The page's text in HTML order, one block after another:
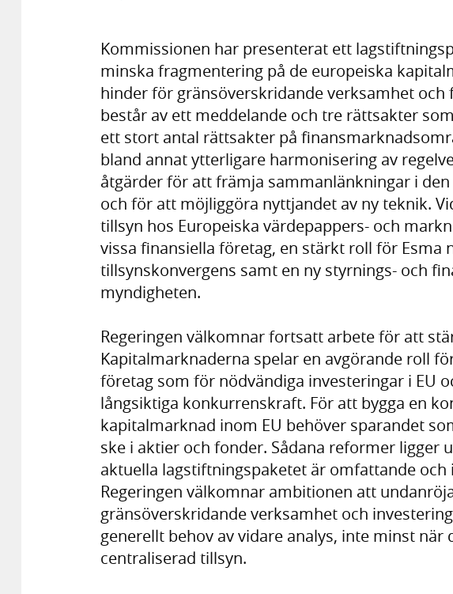
Kommissionen har presenterat ett
minska fragmentering på de europeiska
hinder för gränsöverskridande verksamhet
består av ett meddelande och tre rättsakter
ett stort antal rättsakter på
bland annat ytterligare harmonisering av
åtgärder för att främja sammanlänkningar i
och för att möjliggöra nyttjandet av ny teknik.
tillsyn hos Europeiska värdepappers- och
vissa finansiella företag, en stärkt roll för Esma
tillsynskonvergens samt en ny styrnings- och
myndigheten.
Regeringen välkomnar fortsatt arbete för att
Kapitalmarknaderna spelar en avgörande roll
företag som för nödvändiga investeringar i EU
långsiktiga konkurrenskraft. För att bygga en
kapitalmarknad inom EU behöver sparandet
ske i aktier och fonder. Sådana reformer ligger
aktuella lagstiftningspaketet är omfattande och
Regeringen välkomnar ambitionen att
gränsöverskridande verksamhet och
generellt behov av vidare analys, inte minst när
centraliserad tillsyn.